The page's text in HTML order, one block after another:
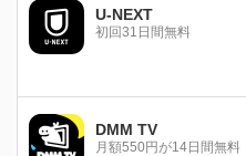
U-NEXT
初回31日間無料
DMM TV
月額550円が14日間無料